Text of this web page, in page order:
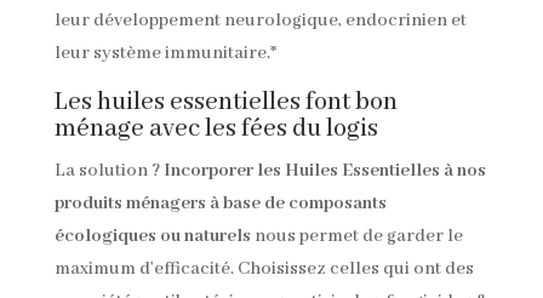
leur développement neurologique, endocrinien et
leur système immunitaire.*
Les huiles essentielles font bon
ménage avec les fées du logis
La solution ? Incorporer les Huiles Essentielles à nos
produits ménagers à base de composants
écologiques ou naturels nous permet de garder le
maximum d’efficacité. Choisissez celles qui ont des